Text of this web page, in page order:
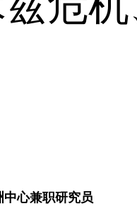
心兼职研究员